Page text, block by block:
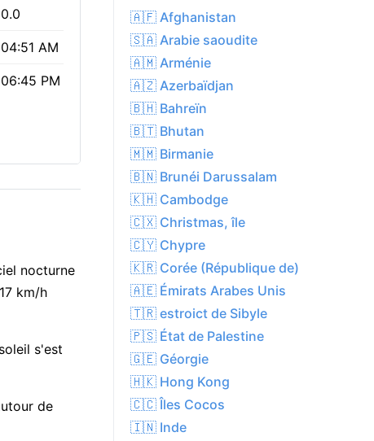
0.0
04:51 AM
06:45 PM
nocturne
km/h
s'est
de
🇦🇫 Afghanistan
🇸🇦 Arabie saoudite
🇦🇲 Arménie
🇦🇿 Azerbaïdjan
🇧🇭 Bahreïn
🇧🇹 Bhutan
🇲🇲 Birmanie
🇧🇳 Brunéi Darussalam
🇰🇭 Cambodge
🇨🇽 Christmas, île
🇨🇾 Chypre
🇰🇷 Corée (République de)
🇦🇪 Émirats Arabes Unis
🇹🇷 estroict de Sibyle
🇵🇸 État de Palestine
🇬🇪 Géorgie
🇭🇰 Hong Kong
🇨🇨 Îles Cocos
🇮🇳 Inde